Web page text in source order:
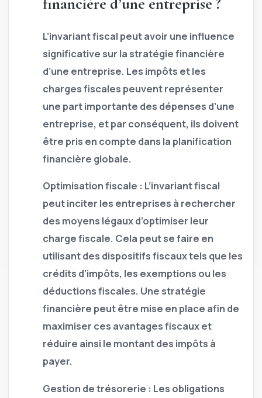
L’invariant fiscal peut avoir une influence
significative sur la stratégie financière
d’une entreprise. Les impôts et les
charges fiscales peuvent représenter
une part importante des dépenses d’une
entreprise, et par conséquent, ils doivent
être pris en compte dans la planification
financière globale.
Optimisation fiscale : L’invariant fiscal
peut inciter les entreprises à rechercher
des moyens légaux d’optimiser leur
charge fiscale. Cela peut se faire en
utilisant des dispositifs fiscaux tels que les
crédits d’impôts, les exemptions ou les
déductions fiscales. Une stratégie
financière peut être mise en place afin de
maximiser ces avantages fiscaux et
réduire ainsi le montant des impôts à
payer.
Gestion de trésorerie : Les obligations